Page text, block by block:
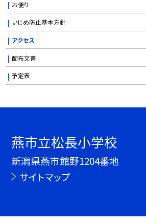
お便り
いじめ防止基本方針
アクセス
配布文書
予定表
燕市立松長小学校
新潟県燕市館野1204番地
サイトマップ